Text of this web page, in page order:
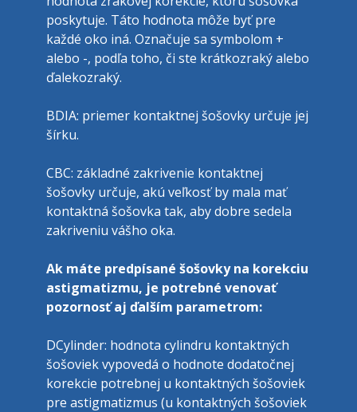
poskytuje. Táto hodnota môže byť pre
každé oko iná. Označuje sa symbolom +
alebo -, podľa toho, či ste krátkozraký alebo
ďalekozraký.
BDIA: priemer kontaktnej šošovky určuje jej
šírku.
CBC: základné zakrivenie kontaktnej
šošovky určuje, akú veľkosť by mala mať
kontaktná šošovka tak, aby dobre sedela
zakriveniu vášho oka.
Ak máte predpísané šošovky na korekciu
astigmatizmu, je potrebné venovať
pozornosť aj ďalším parametrom:
DCylinder: hodnota cylindru kontaktných
šošoviek vypovedá o hodnote dodatočnej
korekcie potrebnej u kontaktných šošoviek
pre astigmatizmus (u kontaktných šošoviek